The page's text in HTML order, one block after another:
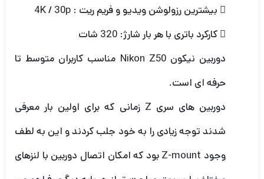
 بیشترین رزولوشن ویدیو و فریم ریت : 4K / 30p
 کارکرد باتری با هر بار شارژ: 320 شات
دوربین نیکون Nikon Z50 مناسب کاربران متوسط تا
حرفه ای است.
دوربین های سری Z زمانی که برای اولین بار معرفی
شدند توجه زیادی را به خود جلب کردند و این به لطف
وجود Z-mount بود که امکان اتصال دوربین با لنزهای